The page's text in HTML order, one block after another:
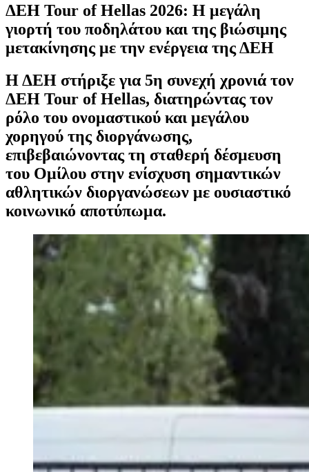
ΔΕΗ Tour of Hellas 2026: Η μεγάλη
γιορτή του ποδηλάτου και της βιώσιμης
μετακίνησης με την ενέργεια της ΔΕΗ
Η ΔΕΗ στήριξε για 5η συνεχή χρονιά τον
ΔΕΗ Tour of Hellas, διατηρώντας τον
ρόλο του ονομαστικού και μεγάλου
χορηγού της διοργάνωσης,
επιβεβαιώνοντας τη σταθερή δέσμευση
του Ομίλου στην ενίσχυση σημαντικών
αθλητικών διοργανώσεων με ουσιαστικό
κοινωνικό αποτύπωμα.